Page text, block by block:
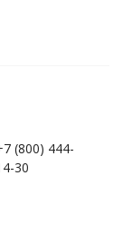
(800) 444-
30